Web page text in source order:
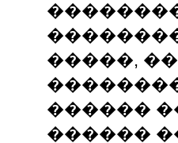
�����,
������
������